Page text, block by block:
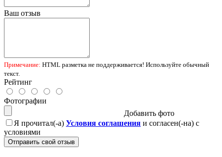
Ваш отзыв
Примечание: HTML разметка не поддерживается! Используйте обычный
текст.
Рейтинг
Фотографии
Добавить фото
Я прочитал(-а) Условия соглашения и согласен(-на) с
условиями
Отправить свой отзыв